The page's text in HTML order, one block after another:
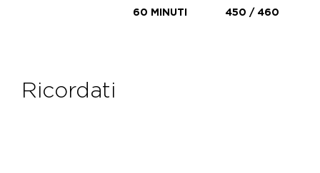
60 MINUTI
450 / 460
ricordati